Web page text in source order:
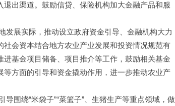
出渠道。鼓励信贷、保险机构加大金融产品和服
发展实际，推动设立政府资金引导、金融机构大力
会资本结合地方农业产业发展和投资情况规范有
基金项目储备、项目推介等工作，鼓励相关基金
方面的引导和资金撬动作用，进一步推动农业产
围绕“米袋子”“菜篮子”、生猪生产等重点领域，做